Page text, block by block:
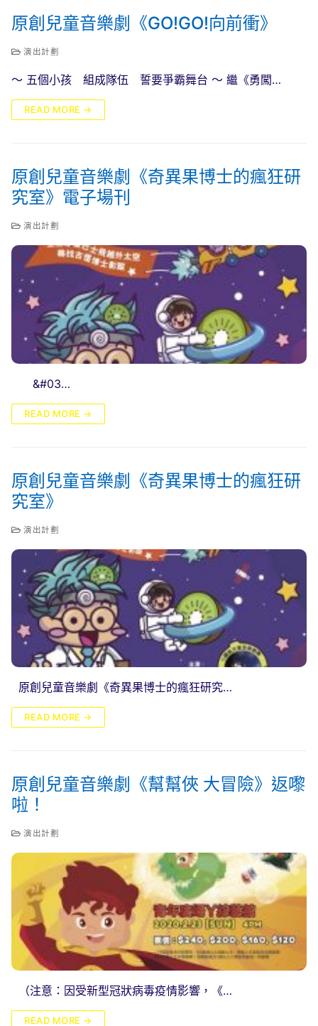
原創兒童音樂劇《GO!GO!向前衝》
演出計劃
～ 五個小孩 組成隊伍 誓要爭霸舞台 ～ 繼《勇闖…
READ MORE →
原創兒童音樂劇《奇異果博士的瘋狂研
究室》電子場刊
演出計劃
&#03…
READ MORE →
原創兒童音樂劇《奇異果博士的瘋狂研
究室》
演出計劃
原創兒童音樂劇《奇異果博士的瘋狂研究…
READ MORE →
原創兒童音樂劇《幫幫俠 大冒險》返嚟
啦！
演出計劃
（注意：因受新型冠狀病毒疫情影響，《…
READ MORE →